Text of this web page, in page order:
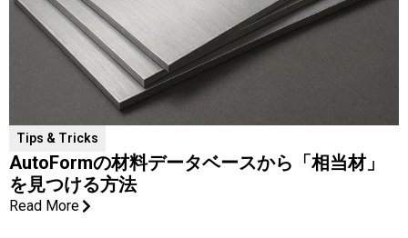
Tips & Tricks
AutoFormの材料データベースから「相当材」
を見つける方法
Read More